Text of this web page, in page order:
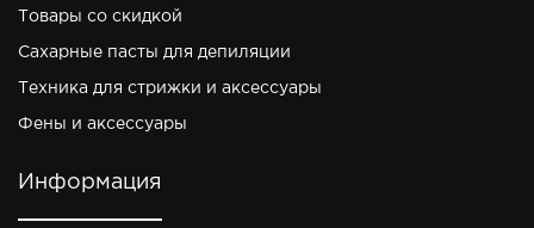
Товары со скидкой
Сахарные пасты для депиляции
Техника для стрижки и аксессуары
Фены и аксессуары
Информация